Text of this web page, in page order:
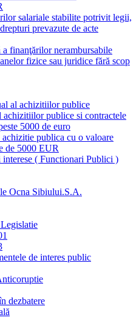
salariale stabilite potrivit legii,
prevazute de acte
a finanţărilor nerambursabile
fizice sau juridice fără scop
al achizitiilor publice
achizitiilor publice si contractele
5000 de euro
achizitie publica cu o valoare
de 5000 EUR
interese ( Functionari Publici )
Ocna Sibiului.S.A.
de interes public
dezbatere